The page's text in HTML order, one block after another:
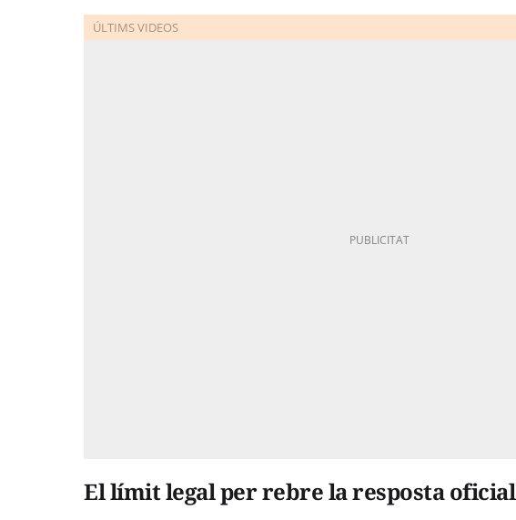
El límit legal per rebre la resposta oficial